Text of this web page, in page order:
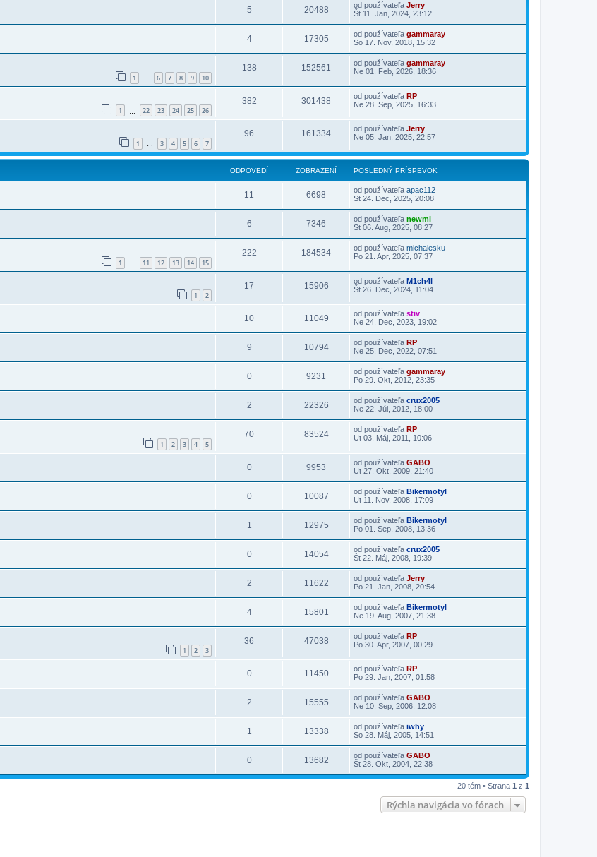
5 20488 od používateľa Jerry
Št 11. Jan, 2024, 23:12
4 17305 od používateľa gammaray
So 17. Nov, 2018, 15:32
1 … 6 7 8 9 10
138 152561 od používateľa gammaray
Ne 01. Feb, 2026, 18:36
1 22 23 24 25 26
382 301438 od používateľa RP
Ne 28. Sep, 2025, 16:33
1 … 3 4 5 6 7
96 161334 od používateľa Jerry
Ne 05. Jan, 2025, 22:57
ODPOVEDÍ ZOBRAZENÍ POSLEDNÝ PRÍSPEVOK
11 6698 od používateľa apac112
St 24. Dec, 2025, 20:08
6 7346 od používateľa newmi
St 06. Aug, 2025, 08:27
1 … 11 12 13 14 15
222 184534 od používateľa michalesku
Po 21. Apr, 2025, 07:37
1 2
17 15906 od používateľa M1ch4l
Št 26. Dec, 2024, 11:04
10 11049 od používateľa stiv
Ne 24. Dec, 2023, 19:02
9 10794 od používateľa RP
Ne 25. Dec, 2022, 07:51
0 9231 od používateľa gammaray
Po 29. Okt, 2012, 23:35
2 22326 od používateľa crux2005
Ne 22. Júl, 2012, 18:00
1 2 3 4 5
70 83524 od používateľa RP
Ut 03. Máj, 2011, 10:06
0 9953 od používateľa GABO
Ut 27. Okt, 2009, 21:40
0 10087 od používateľa Bikermotyl
Ut 11. Nov, 2008, 17:09
1 12975 od používateľa Bikermotyl
Po 01. Sep, 2008, 13:36
0 14054 od používateľa crux2005
Št 22. Máj, 2008, 19:39
2 11622 od používateľa Jerry
Po 21. Jan, 2008, 20:54
4 15801 od používateľa Bikermotyl
Ne 19. Aug, 2007, 21:38
1 2 3
36 47038 od používateľa RP
Po 30. Apr, 2007, 00:29
0 11450 od používateľa RP
Po 29. Jan, 2007, 01:58
2 15555 od používateľa GABO
Ne 10. Sep, 2006, 12:08
1 13338 od používateľa iwhy
So 28. Máj, 2005, 14:51
0 13682 od používateľa GABO
Št 28. Okt, 2004, 22:38
20 tém • Strana 1 z 1
Rýchla navigácia vo fórach